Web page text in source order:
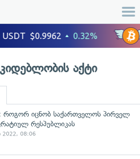
აქტი
როგორ იცნობ საქართველოს პირველ
რესპუბლიკას
2022, 08:06